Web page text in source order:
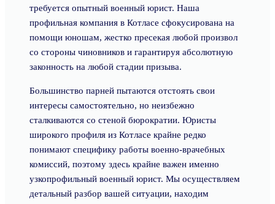
требуется опытный военный юрист. Наша
профильная компания в Котласе сфокусирована на
помощи юношам, жестко пресекая любой произвол
со стороны чиновников и гарантируя абсолютную
законность на любой стадии призыва.
Большинство парней пытаются отстоять свои
интересы самостоятельно, но неизбежно
сталкиваются со стеной бюрократии. Юристы
широкого профиля из Котласе крайне редко
понимают специфику работы военно-врачебных
комиссий, поэтому здесь крайне важен именно
узкопрофильный военный юрист. Мы осуществляем
детальный разбор вашей ситуации, находим